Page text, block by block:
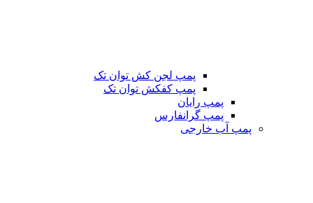
پمپ لجن کش توان تک
پمپ کفکش توان تک
پمپ رایان
پمپ گرانفارس
پمپ آب خارجی